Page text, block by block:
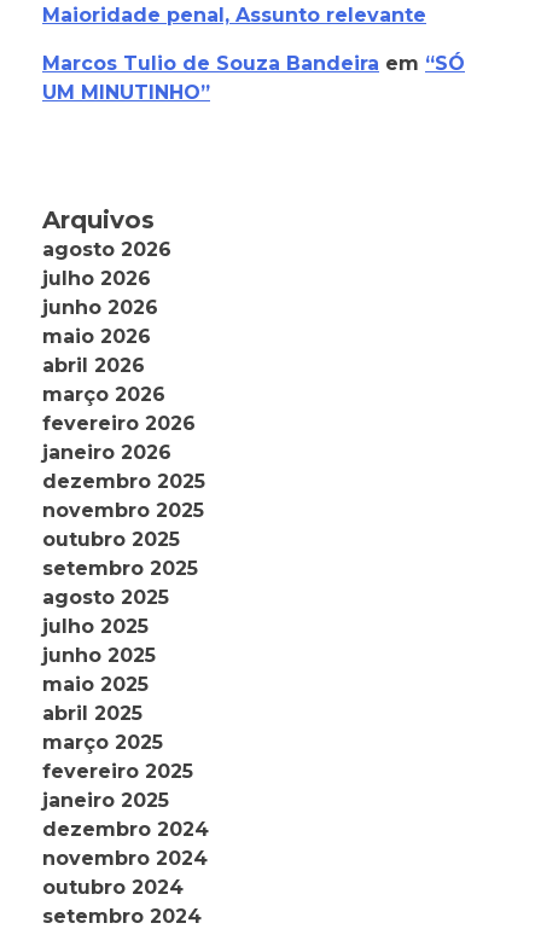
Maioridade penal, Assunto relevante
Marcos Tulio de Souza Bandeira em “SÓ
UM MINUTINHO”
Arquivos
agosto 2026
julho 2026
junho 2026
maio 2026
abril 2026
março 2026
fevereiro 2026
janeiro 2026
dezembro 2025
novembro 2025
outubro 2025
setembro 2025
agosto 2025
julho 2025
junho 2025
maio 2025
abril 2025
março 2025
fevereiro 2025
janeiro 2025
dezembro 2024
novembro 2024
outubro 2024
setembro 2024